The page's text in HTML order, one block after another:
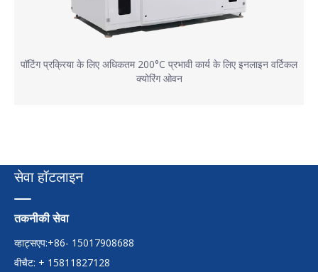
पॉटिंग प्रक्रिया के लिए अधिकतम 200°C प्रभावी कार्य के लिए इनलाइन वर्टिकल
क्योरिंग ओवन
सेवा हॉटलाइन
तकनीकी सेवा
व्हाट्सएप:+86- 15017908688
वीचैट: + 15811827128